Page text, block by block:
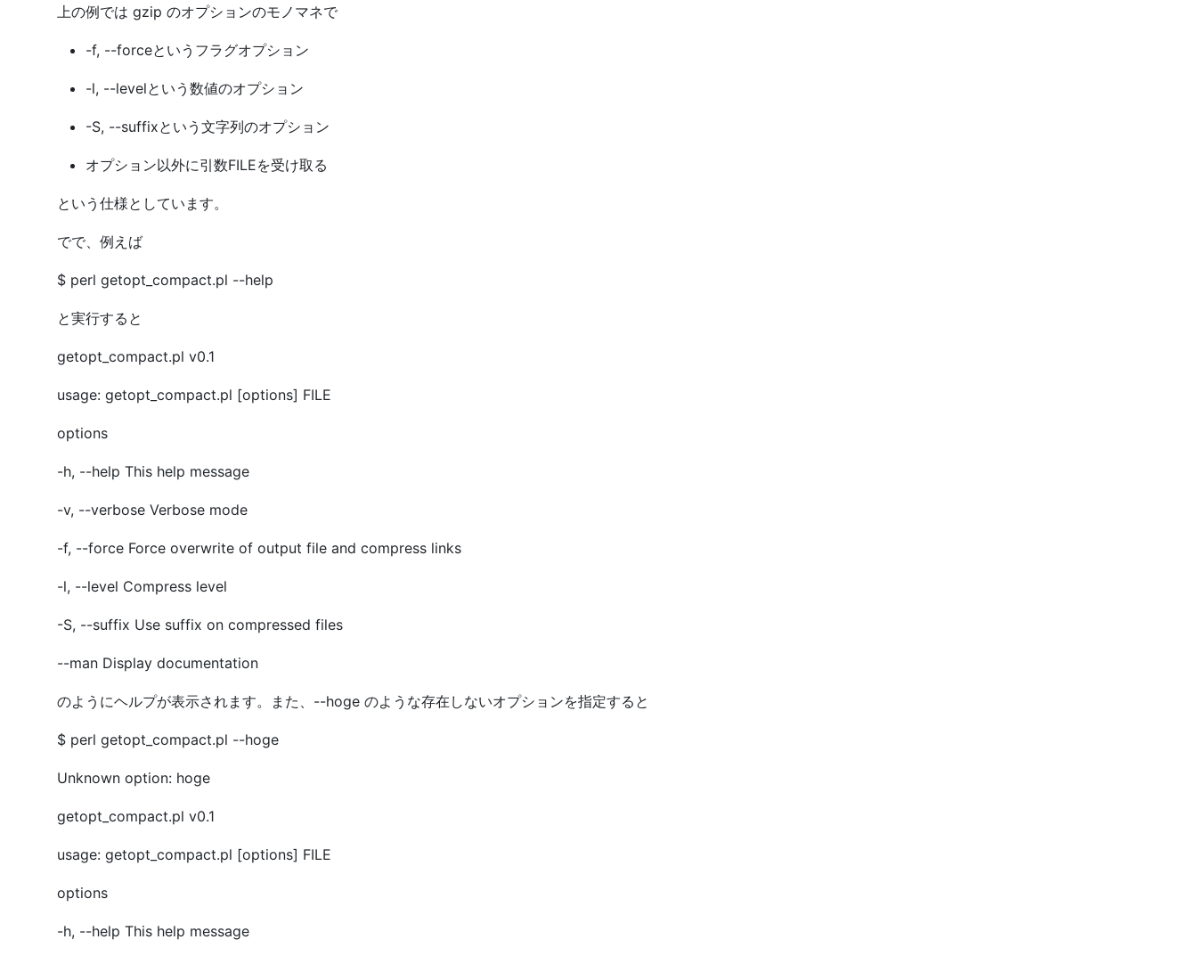
上の例では gzip のオプションのモノマネで
-f, --forceというフラグオプション
-l, --levelという数値のオプション
-S, --suffixという文字列のオプション
オプション以外に引数FILEを受け取る
という仕様としています。
でで、例えば
$ perl getopt_compact.pl --help
と実行すると
getopt_compact.pl v0.1
usage: getopt_compact.pl [options] FILE
options
-h, --help This help message
-v, --verbose Verbose mode
-f, --force Force overwrite of output file and compress links
-l, --level Compress level
-S, --suffix Use suffix on compressed files
--man Display documentation
のようにヘルプが表示されます。また、--hoge のような存在しないオプションを指定すると
$ perl getopt_compact.pl --hoge
Unknown option: hoge
getopt_compact.pl v0.1
usage: getopt_compact.pl [options] FILE
options
-h, --help This help message